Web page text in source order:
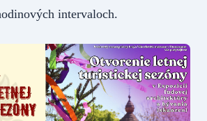
intervaloch.